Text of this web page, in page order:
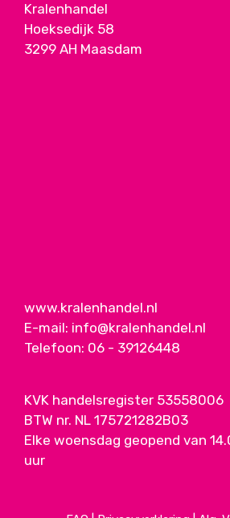
Kralenhandel
Hoeksedijk 58
3299 AH Maasdam
www.kralenhandel.nl
E-mail: info@kralenhandel.nl
Telefoon: 06 - 39126448
KVK handelsregister 53558006
BTW nr. NL 175721282B03
Elke woensdag geopend van
uur